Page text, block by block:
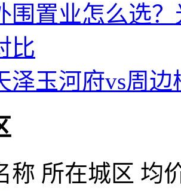
围置业怎么选
比
泽玉河府vs周
称 所在城区 均